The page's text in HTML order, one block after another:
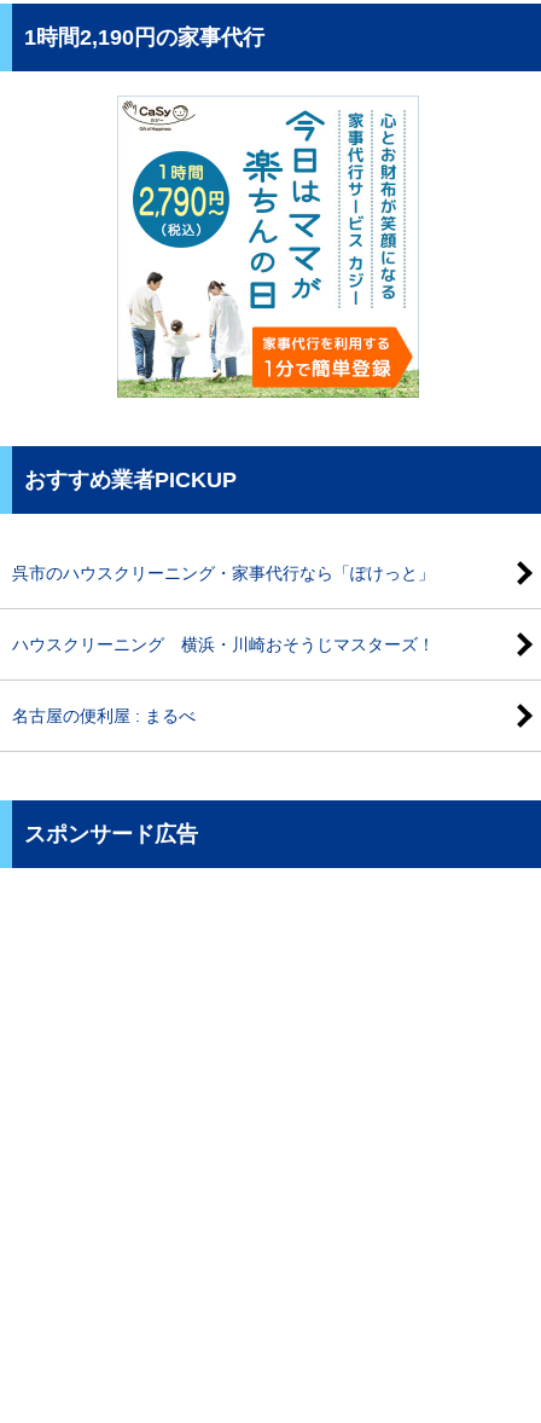
1時間2,190円の家事代行
おすすめ業者PICKUP
呉市のハウスクリーニング・家事代行なら「ぽけっと」
ハウスクリーニング 横浜・川崎おそうじマスターズ！
名古屋の便利屋 : まるべ
スポンサード広告